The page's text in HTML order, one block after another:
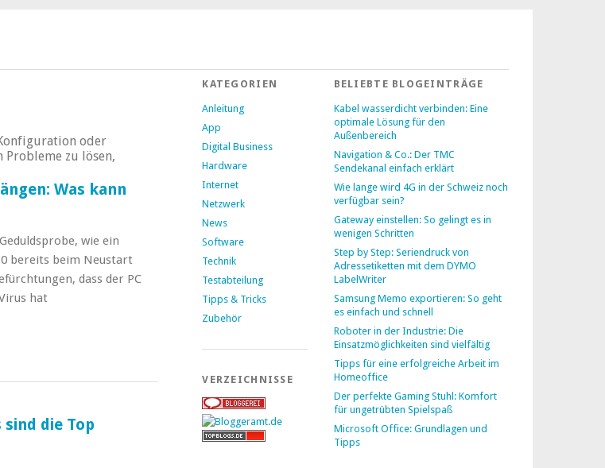
oder
zu lösen,
Was kann
wie ein
bereits beim Neustart
dass der PC
hat
die Top
KATEGORIEN
Anleitung
App
Digital Business
Hardware
Internet
Netzwerk
News
Software
Technik
Testabteilung
Tipps & Tricks
Zubehör
VERZEICHNISSE
BELIEBTE BLOGEINTRÄGE
Kabel wasserdicht verbinden: Eine
optimale Lösung für den
Außenbereich
Navigation & Co.: Der TMC
Sendekanal einfach erklärt
Wie lange wird 4G in der Schweiz noch
verfügbar sein?
Gateway einstellen: So gelingt es in
wenigen Schritten
Step by Step: Seriendruck von
Adressetiketten mit dem DYMO
LabelWriter
Samsung Memo exportieren: So geht
es einfach und schnell
Roboter in der Industrie: Die
Einsatzmöglichkeiten sind vielfältig
Tipps für eine erfolgreiche Arbeit im
Homeoffice
Der perfekte Gaming Stuhl: Komfort
für ungetrübten Spielspaß
Microsoft Office: Grundlagen und
Tipps